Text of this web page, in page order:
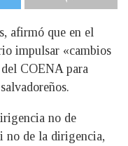
afirmó que en el
impulsar «cambios
COENA para
no de
no de la dirigencia,